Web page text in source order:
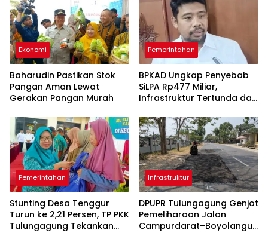
Ekonomi
Baharudin Pastikan Stok
Pangan Aman Lewat
Gerakan Pangan Murah
Pemerintahan
BPKAD Ungkap Penyebab
SiLPA Rp477 Miliar,
Infrastruktur Tertunda dan
Pemerintahan
Stunting Desa Tenggur
Turun ke 2,21 Persen, TP PKK
Tulungagung Tekankan
Infrastruktur
DPUPR Tulungagung Genjot
Pemeliharaan Jalan
Campurdarat–Boyolangu,